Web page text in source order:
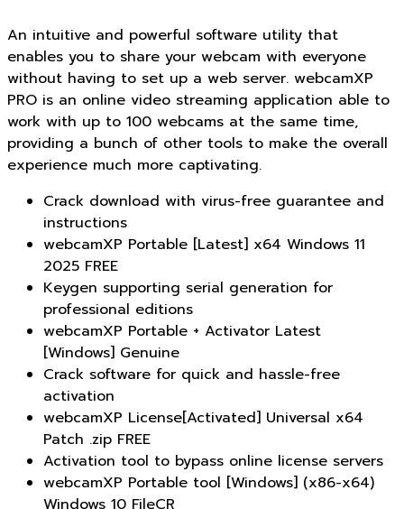
An intuitive and powerful software utility that
enables you to share your webcam with everyone
without having to set up a web server. webcamXP
PRO is an online video streaming application able to
work with up to 100 webcams at the same time,
providing a bunch of other tools to make the overall
experience much more captivating.
Crack download with virus-free guarantee and
instructions
webcamXP Portable [Latest] x64 Windows 11
2025 FREE
Keygen supporting serial generation for
professional editions
webcamXP Portable + Activator Latest
[Windows] Genuine
Crack software for quick and hassle-free
activation
webcamXP License[Activated] Universal x64
Patch .zip FREE
Activation tool to bypass online license servers
webcamXP Portable tool [Windows] (x86-x64)
Windows 10 FileCR